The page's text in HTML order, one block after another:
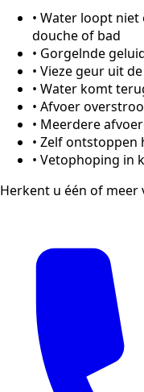
• Water loopt niet
douche of bad
• Gorgelnde
• Vieze geur uit
• Water komt
• Afvoer
• Meerdere
• Zelf ontstoppen
• Vetophoping in
Herkent u één of meer